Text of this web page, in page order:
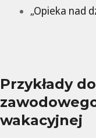
„Opieka nad
Przykłady
wakacyjnej